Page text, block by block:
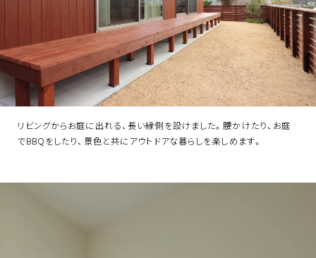
リビングからお庭に出れる、長い縁側を設けました。腰かけたり、お庭
でBBQをしたり、景色と共にアウトドアな暮らしを楽しめます。